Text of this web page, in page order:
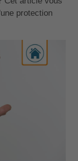
protection